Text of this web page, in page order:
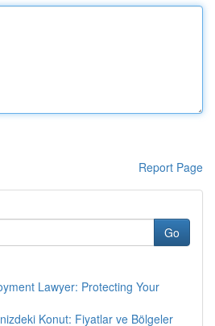
Report Page
Go
Lawyer: Protecting Your
Konut: Fiyatlar ve Bölgeler